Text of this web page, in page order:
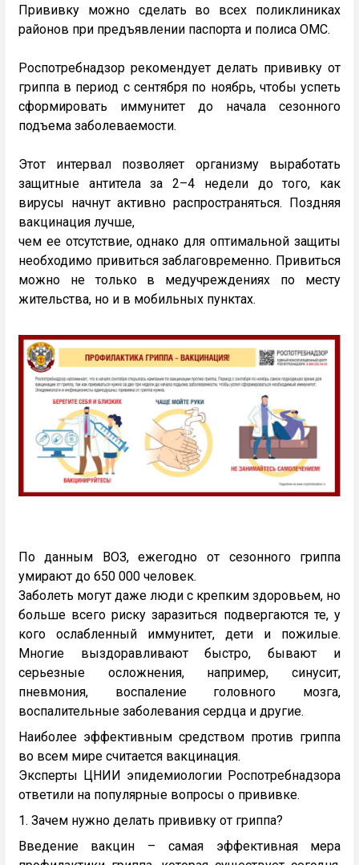
Прививку можно сделать во всех поликлиниках
районов при предъявлении паспорта и полиса ОМС.
Роспотребнадзор рекомендует делать прививку от
гриппа в период с сентября по ноябрь, чтобы успеть
сформировать иммунитет до начала сезонного
подъема заболеваемости. ️
Этот интервал позволяет организму выработать
защитные антитела за 2–4 недели до того, как
вирусы начнут активно распространяться. Поздняя
вакцинация лучше,
чем ее отсутствие, однако для оптимальной защиты
необходимо привиться заблаговременно. Привиться
можно не только в медучреждениях по месту
жительства, но и в мобильных пунктах.
По данным ВОЗ, ежегодно от сезонного гриппа
умирают до 650 000 человек.
Заболеть могут даже люди с крепким здоровьем, но
больше всего риску заразиться подвергаются те, у
кого ослабленный иммунитет, дети и пожилые.
Многие выздоравливают быстро, бывают и
серьезные осложнения, например, синусит,
пневмония, воспаление головного мозга,
воспалительные заболевания сердца и другие.
Наиболее эффективным средством против гриппа
во всем мире считается вакцинация.
Эксперты ЦНИИ эпидемиологии Роспотребнадзора
ответили на популярные вопросы о прививке.
1. Зачем нужно делать прививку от гриппа?
Введение вакцин – самая эффективная мера